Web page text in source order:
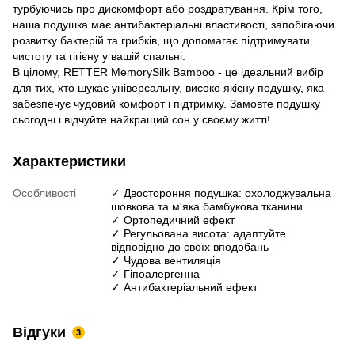
турбуючись про дискомфорт або роздратування. Крім того,
наша подушка має антибактеріальні властивості, запобігаючи
розвитку бактерій та грибків, що допомагає підтримувати
чистоту та гігієну у вашій спальні.
В цілому, RETTER MemorySilk Bamboo - це ідеальний вибір
для тих, хто шукає універсальну, високо якісну подушку, яка
забезпечує чудовий комфорт і підтримку. Замовте подушку
сьогодні і відчуйте найкращий сон у своєму житті!
Характеристики
Особливості
✓ Двостороння подушка: охолоджувальна
шовкова та м'яка бамбукова тканини
✓ Ортопедичний ефект
✓ Регульована висота: адаптуйте
відповідно до своїх вподобань
✓ Чудова вентиляція
✓ Гіпоалергенна
✓ Антибактеріальний ефект
Відгуки 3